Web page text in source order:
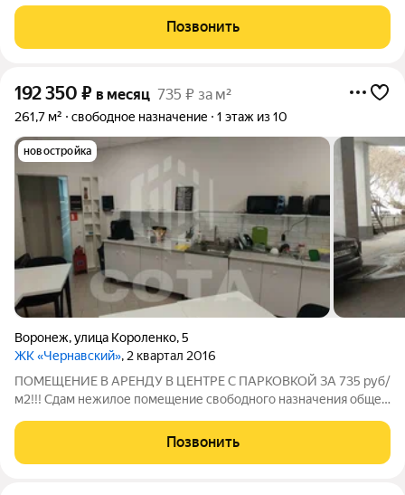
Отличный подъезд, охраняемая территория. Свежий ремонт.
Пол- керамогранит. Есть
Позвонить
192 350 ₽ в месяц 735 ₽ за м²
261,7 м² свободное назначение 1 этаж из 10
новостройка
Воронеж,улица Короленко,5
ЖК «Чернавский», 2 квартал 2016
ПОМЕЩЕНИЕ В АРЕНДУ В ЦЕНТРЕ С ПАРКОВКОЙ ЗА 735 руб/
м2!!! Сдам нежилое помещение свободного назначения общей
многоквартирном жилом доме в ЖК Чернавский. УСЛОВИЯ
АРЕНДЫ ОФИСА: -Арендная плата 192
Позвонить